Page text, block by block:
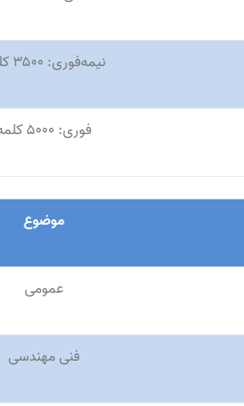
نیمه‌فوری: ۳۵۰۰ کلمه
فوری: ۵۰۰۰ کلمه
موضوع
عمومی
فنی مهندسی